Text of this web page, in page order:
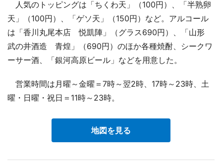
人気のトッピングは「ちくわ天」（100円）、「半熟卵
天」（100円）、「ゲソ天」（150円）など。アルコール
は「香川丸尾本店 悦凱陣」（グラス690円）、「山形
武の井酒造 青煌」（690円）のほか各種焼酎、シークワ
ーサー酒、「銀河高原ビール」などを用意した。
営業時間は月曜～金曜＝7時～翌2時、17時～23時、土
曜・日曜・祝日＝11時～23時。
地図を見る